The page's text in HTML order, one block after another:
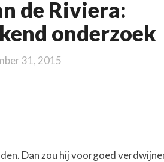
de Riviera:
onderzoek
31, 2015
Dan zou hij voorgoed